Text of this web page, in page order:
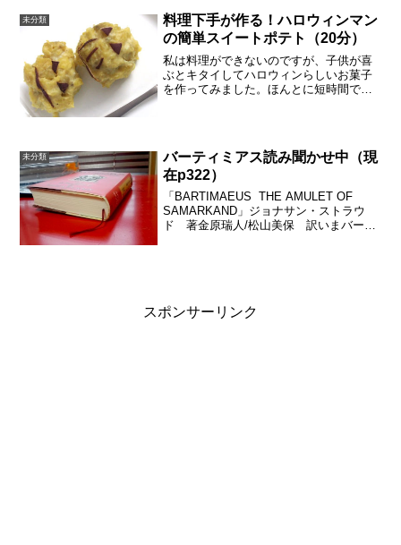
されてきていて、写真...
未分類
料理下手が作る！ハロウィンマン
の簡単スイートポテト（20分）
私は料理ができないのですが、子供が喜
ぶとキタイしてハロウィンらしいお菓子
を作ってみました。ほんとに短時間で簡
未分類
バーティミアス読み聞かせ中（現
在p322）
「BARTIMAEUS THE AMULET OF
SAMARKAND」ジョナサン・ストラウ
ド 著金原瑞人/松山美保 訳いまバーテ
スポンサーリンク